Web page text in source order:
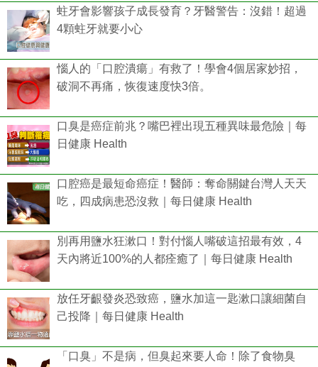
蛀牙會影響孩子成長發育？牙醫警告：沒錯！超過
4顆蛀牙就要小心
惱人的「口腔潰瘍」有救了！學會4個居家妙招，
破洞不再痛，恢復速度快3倍。
口臭是癌症前兆？嘴巴裡出現五種異味最危險｜每
日健康 Health
口腔癌是最短命癌症！醫師：奪命關鍵台灣人天天
吃，四成病患恐沒救｜每日健康 Health
別再用鹽水狂漱口！對付惱人嘴破這招最有效，4
天內將近100%的人都痊癒了｜每日健康 Health
放任牙齦發炎恐致癌，鹽水加這一匙漱口讓細菌自
己投降｜每日健康 Health
「口臭」不是病，但臭起來要人命！除了食物臭